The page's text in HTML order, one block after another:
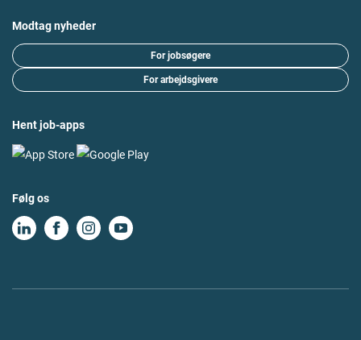
Modtag nyheder
For jobsøgere
For arbejdsgivere
Hent job-apps
Følg os